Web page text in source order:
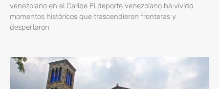
venezolano en el Caribe El deporte venezolano ha vivido
momentos históricos que trascendieron fronteras y
despertaron